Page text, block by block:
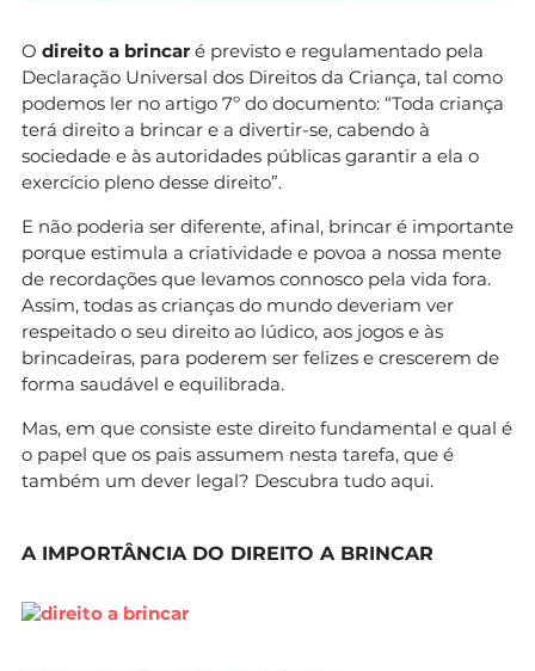
O direito a brincar é previsto e regulamentado pela
Declaração Universal dos Direitos da Criança, tal como
podemos ler no artigo 7º do documento: “Toda criança
terá direito a brincar e a divertir-se, cabendo à
sociedade e às autoridades públicas garantir a ela o
exercício pleno desse direito”.
E não poderia ser diferente, afinal, brincar é importante
porque estimula a criatividade e povoa a nossa mente
de recordações que levamos connosco pela vida fora.
Assim, todas as crianças do mundo deveriam ver
respeitado o seu direito ao lúdico, aos jogos e às
brincadeiras, para poderem ser felizes e crescerem de
forma saudável e equilibrada.
Mas, em que consiste este direito fundamental e qual é
o papel que os pais assumem nesta tarefa, que é
também um dever legal? Descubra tudo aqui.
A IMPORTÂNCIA DO DIREITO A BRINCAR